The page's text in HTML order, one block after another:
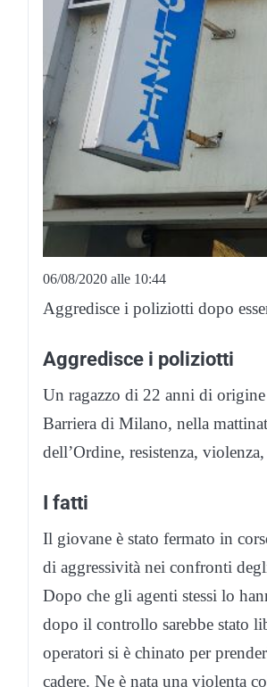
06/08/2020 alle 10:44
Aggredisce i poliziotti dopo
Aggredisce i poliziotti
Un ragazzo di 22 anni di
Barriera di Milano, nella
dell’Ordine, resistenza,
I fatti
Il giovane è stato fermato in
di aggressività nei confronti
Dopo che gli agenti stessi lo
dopo il controllo sarebbe stato
operatori si è chinato per
cadere. Ne è nata una violenta